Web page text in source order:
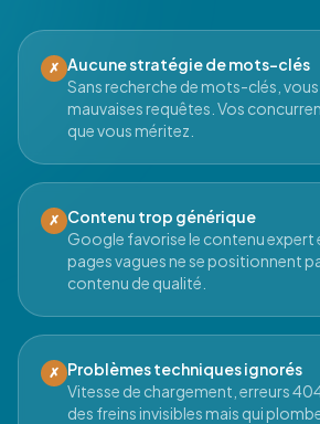
✗ Aucune stratégie de mots-clés
Sans recherche de mots-clés, vous
mauvaises requêtes. Vos
que vous méritez.
✗ Contenu trop générique
Google favorise le contenu expert
pages vagues ne se positionnent
contenu de qualité.
✗ Problèmes techniques ignorés
Vitesse de chargement, erreurs
des freins invisibles mais qui